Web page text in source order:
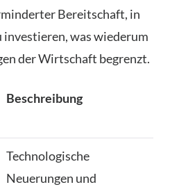
Bereitschaft, in
was wiederum
der Wirtschaft begrenzt.
Beschreibung
Technologische
Neuerungen und